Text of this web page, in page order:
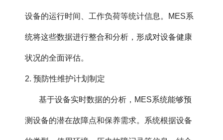
设备的运行时间、工作负荷等统计信息。MES系
统将这些数据进行整合和分析，形成对设备健康
状况的全面评估。
2. 预防性维护计划制定
基于设备实时数据的分析，MES系统能够预
测设备的潜在故障点和保养需求。系统根据设备